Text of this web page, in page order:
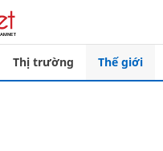
Thị trường Thế giới